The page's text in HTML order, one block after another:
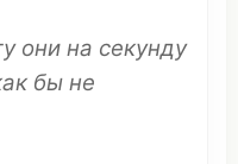
они на секунду
бы не